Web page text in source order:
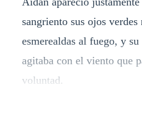
sangriento sus ojos
esmerealdas al fuego, y
agitaba con el viento que
voluntad.